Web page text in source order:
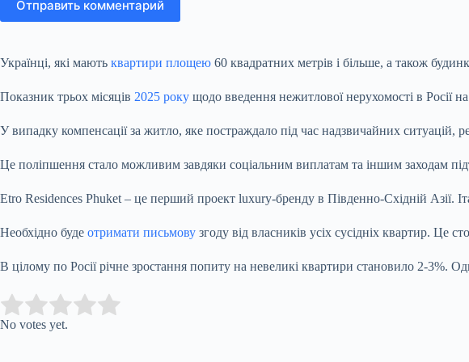
Отправить комментарий
Українці, які мають квартири площею 60 квадратних метрів і більше, а також
Показник трьох місяців 2025 року щодо введення нежитлової нерухомості в Росії
У випадку компенсації за житло, яке постраждало під час надзвичайних ситуацій,
Це поліпшення стало можливим завдяки соціальним виплатам та іншим заходам
Etro Residences Phuket – це перший проект luxury-бренду в Південно-Східній Азії.
Необхідно буде отримати письмову згоду від власників усіх сусідніх квартир. Це
В цілому по Росії річне зростання попиту на невеликі квартири становило 2-3%.
Rate this item:
No votes yet.